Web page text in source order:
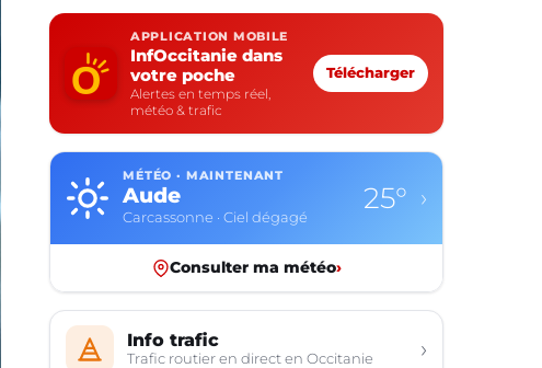
APPLICATION MOBILE
InfOccitanie dans
votre poche
Alertes en temps réel,
météo & trafic
Télécharger
MÉTÉO · MAINTENANT
Aude
Carcassonne · Ciel dégagé
25° ›
Consulter ma météo›
Info trafic
Trafic routier en direct en Occitanie ›